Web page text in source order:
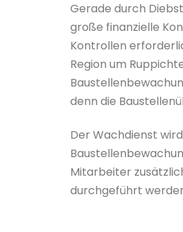
Gerade durch
große finanzielle
Kontrollen
Region um
denn die
Der Wachdienst
Mitarbeiter
durchgeführt